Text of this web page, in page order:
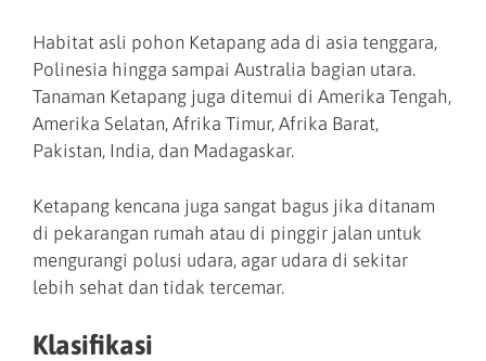
Habitat asli pohon Ketapang ada di asia tenggara,
Polinesia hingga sampai Australia bagian utara.
Tanaman Ketapang juga ditemui di Amerika Tengah,
Amerika Selatan, Afrika Timur, Afrika Barat,
Pakistan, India, dan Madagaskar.
Ketapang kencana juga sangat bagus jika ditanam
di pekarangan rumah atau di pinggir jalan untuk
mengurangi polusi udara, agar udara di sekitar
lebih sehat dan tidak tercemar.
Klasifikasi